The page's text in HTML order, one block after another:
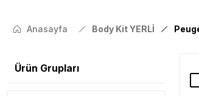
Anasayfa Body Kit YERLİ
Ürün Grupları